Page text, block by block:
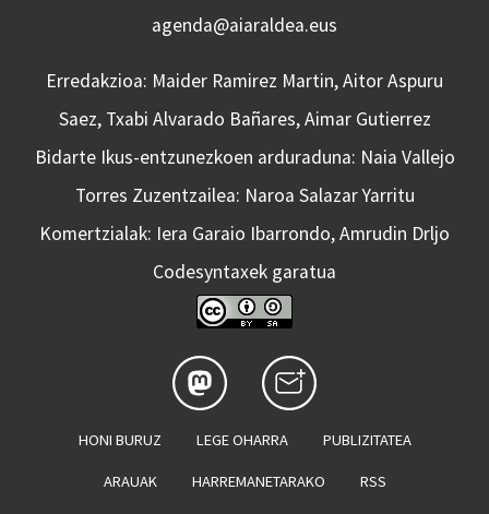
agenda@aiaraldea.eus
Erredakzioa: Maider Ramirez Martin, Aitor Aspuru
Saez, Txabi Alvarado Bañares, Aimar Gutierrez
Bidarte Ikus-entzunezkoen arduraduna: Naia Vallejo
Torres Zuzentzailea: Naroa Salazar Yarritu
Komertzialak: Iera Garaio Ibarrondo, Amrudin Drljo
Codesyntaxek garatua
HONI BURUZ LEGE OHARRA PUBLIZITATEA
ARAUAK HARREMANETARAKO RSS